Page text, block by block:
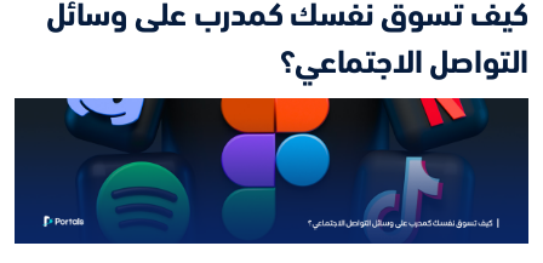
كيف تسوق نفسك كمدرب على وسائل
التواصل الاجتماعي؟